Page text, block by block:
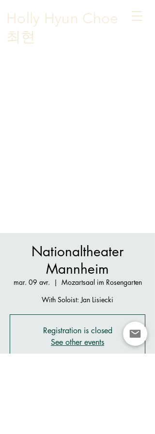
Holly Hyun Choe
​최현
Nationaltheater
Mannheim
mar. 09 avr.
  |
Mozartsaal im Rosengarten
With Soloist: Jan Lisiecki
Registration is closed
See other events